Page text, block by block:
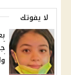
لا يفوتك